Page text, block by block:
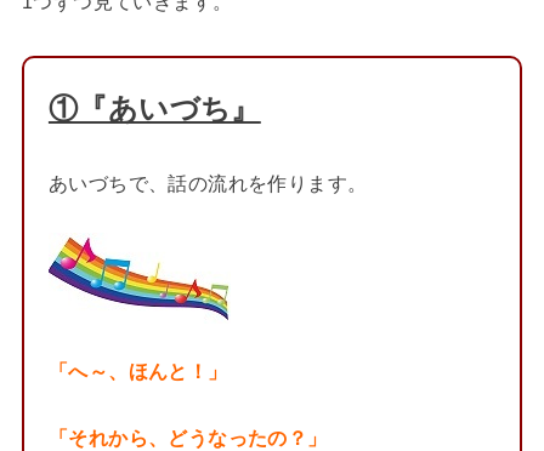
①『あいづち』
あいづちで、話の流れを作ります。
「へ～、ほんと！」
「それから、どうなったの？」